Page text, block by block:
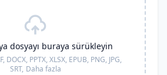
dosyayı buraya sürükleyin
DOCX, PPTX, XLSX, EPUB, PNG, JPG,
SRT, Daha fazla